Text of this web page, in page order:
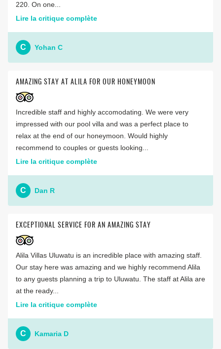
220. On one...
Lire la critique complète
C Yohan C
AMAZING STAY AT ALILA FOR OUR HONEYMOON
Incredible staff and highly accomodating. We were very
impressed with our pool villa and was a perfect place to
relax at the end of our honeymoon. Would highly
recommend to couples or guests looking...
Lire la critique complète
C Dan R
EXCEPTIONAL SERVICE FOR AN AMAZING STAY
Alila Villas Uluwatu is an incredible place with amazing staff.
Our stay here was amazing and we highly recommend Alila
to any guests planning a trip to Uluwatu. The staff at Alila are
at the ready...
Lire la critique complète
C Kamaria D